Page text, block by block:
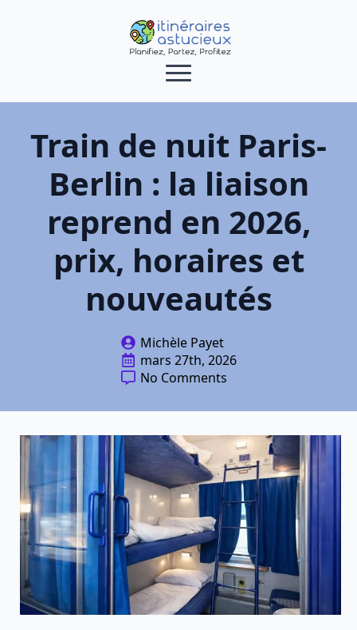
Train de nuit Paris-
Berlin : la liaison
reprend en 2026,
prix, horaires et
nouveautés
Michèle Payet
mars 27th, 2026
No Comments